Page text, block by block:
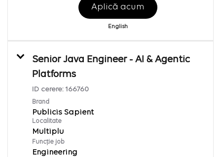
Aplică acum
English
Senior Java Engineer - AI & Agentic
Platforms
ID cerere: 166760
Brand
Publicis Sapient
Localitate
Multiplu
Funcție job
Engineering